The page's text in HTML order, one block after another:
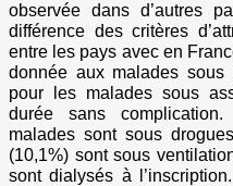
observée dans d’autres
différence des critères
entre les pays avec en
donnée aux malades sous
pour les malades sous
durée sans
malades sont sous
(10,1%) sont sous
sont dialysés à